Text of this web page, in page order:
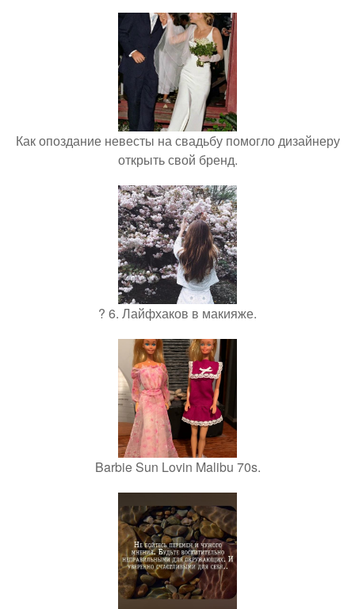
Как опоздание невесты на свадьбу помогло дизайнеру
открыть свой бренд.
? 6. Лайфхаков в макияже.
Barbie Sun Lovin Malibu 70s.